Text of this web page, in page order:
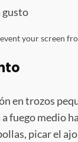
gusto
your screen
en trozos
fuego medio
picar el